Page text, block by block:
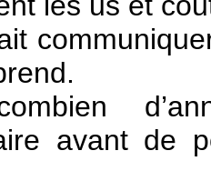
avant de